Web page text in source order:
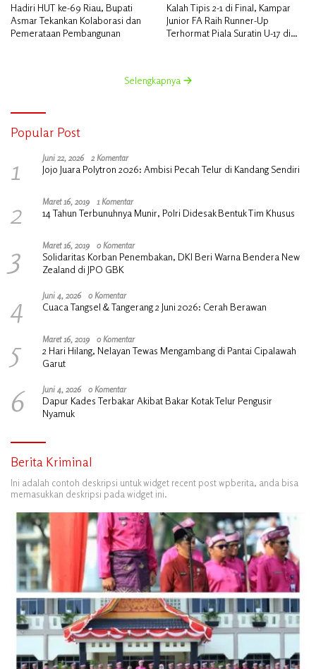
Hadiri HUT ke-69 Riau, Bupati
Asmar Tekankan Kolaborasi dan
Pemerataan Pembangunan
Kalah Tipis 2-1 di Final, Kampar
Junior FA Raih Runner-Up
Terhormat Piala Suratin U-17 di
Selengkapnya
Popular Post
1 Juni 22, 2026 2 Komentar
Jojo Juara Polytron 2026: Ambisi Pecah Telur di Kandang Sendiri
2 Maret 16, 2019 1 Komentar
14 Tahun Terbunuhnya Munir, Polri Didesak Bentuk Tim Khusus
3 Maret 16, 2019 0 Komentar
Solidaritas Korban Penembakan, DKI Beri Warna Bendera New
Zealand di JPO GBK
4 Juni 4, 2026 0 Komentar
Cuaca Tangsel & Tangerang 2 Juni 2026: Cerah Berawan
5 Maret 16, 2019 0 Komentar
2 Hari Hilang, Nelayan Tewas Mengambang di Pantai Cipalawah
Garut
6 Juni 4, 2026 0 Komentar
Dapur Kades Terbakar Akibat Bakar Kotak Telur Pengusir
Nyamuk
Berita Kriminal
Ini adalah contoh deskripsi untuk widget recent post wpberita, anda bisa
memasukkan deskripsi pada widget ini.